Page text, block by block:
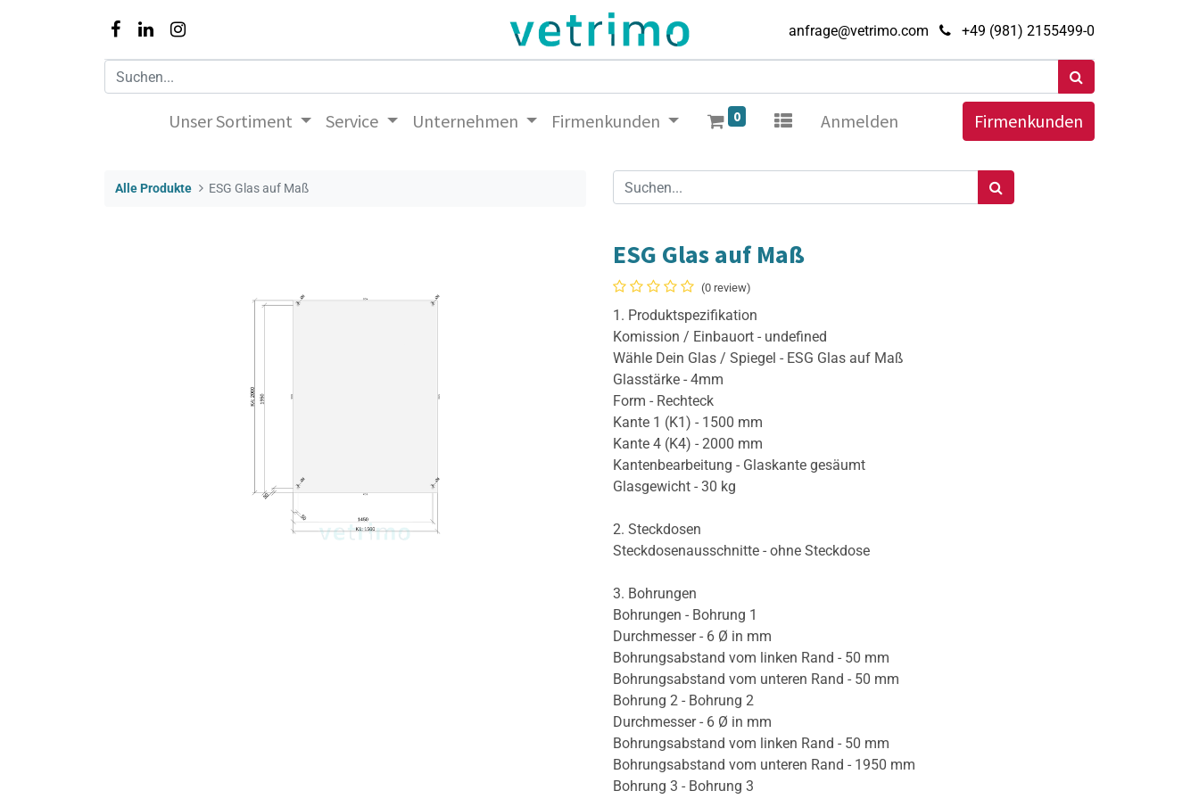
anfrage@vetrimo.com +49 (981) 2155499-0
Unser Sortiment Service Unternehmen Firmenkunden 0 Anmelden Firmenkunden
Alle Produkte ESG Glas auf Maß
ESG Glas auf Maß
(0 review)
1. Produktspezifikation
Komission / Einbauort - undefined
Wähle Dein Glas / Spiegel - ESG Glas auf Maß
Glasstärke - 4mm
Form - Rechteck
Kante 1 (K1) - 1500 mm
Kante 4 (K4) - 2000 mm
Kantenbearbeitung - Glaskante gesäumt
Glasgewicht - 30 kg
2. Steckdosen
Steckdosenausschnitte - ohne Steckdose
3. Bohrungen
Bohrungen - Bohrung 1
Durchmesser - 6 Ø in mm
Bohrungsabstand vom linken Rand - 50 mm
Bohrungsabstand vom unteren Rand - 50 mm
Bohrung 2 - Bohrung 2
Durchmesser - 6 Ø in mm
Bohrungsabstand vom linken Rand - 50 mm
Bohrungsabstand vom unteren Rand - 1950 mm
Bohrung 3 - Bohrung 3